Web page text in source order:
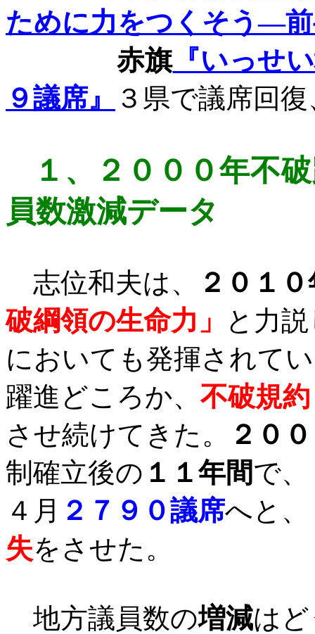
ために力をつくそう―
赤旗『いっせ
９議席』
３県で議席回
１、
２０００年不
員数激減データ
志位和夫は、
２０１
破綱領の生命力」
と力
においても発揮されて
躍進どころか、 不破規
させ続けてきた。
２０
制確立後の １１年間で、
４月 ２７９０議席へと、
失をさせた。
地方議員数の増減は